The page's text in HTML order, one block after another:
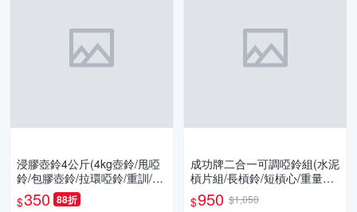
浸膠壺鈴4公斤(4kg壺鈴/甩啞
鈴/包膠壺鈴/拉環啞鈴/重訓/核
心肌群/GetSport)
$350 88折
成功牌二合一可調啞鈴組(水泥
槓片組/長槓鈴/短槓心/重量訓
練/組合式)
$950 $1,050